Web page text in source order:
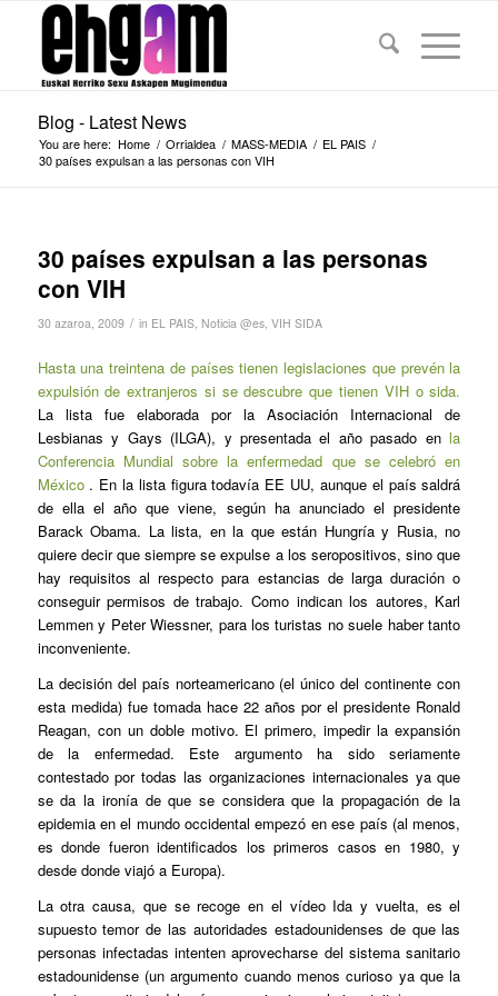
Blog - Latest News
You are here: Home / Orrialdea / MASS-MEDIA / EL PAIS /
30 países expulsan a las personas con VIH
30 países expulsan a las personas
con VIH
30 azaroa, 2009 / in EL PAIS, Noticia @es, VIH SIDA
Hasta una treintena de países tienen legislaciones que prevén la
expulsión de extranjeros si se descubre que tienen VIH o sida.
La lista fue elaborada por la Asociación Internacional de
Lesbianas y Gays (ILGA), y presentada el año pasado enla
Conferencia Mundial sobre la enfermedad que se celebró en
México. En la lista figura todavía EE UU, aunque el país saldrá
de ella el año que viene, según ha anunciado el presidente
Barack Obama. La lista, en la que están Hungría y Rusia, no
quiere decir que siempre se expulse a los seropositivos, sino que
hay requisitos al respecto para estancias de larga duración o
conseguir permisos de trabajo. Como indican los autores, Karl
Lemmen y Peter Wiessner, para los turistas no suele haber tanto
inconveniente.
La decisión del país norteamericano (el único del continente con
esta medida) fue tomada hace 22 años por el presidente Ronald
Reagan, con un doble motivo. El primero, impedir la expansión
de la enfermedad. Este argumento ha sido seriamente
contestado por todas las organizaciones internacionales ya que
se da la ironía de que se considera que la propagación de la
epidemia en el mundo occidental empezó en ese país (al menos,
es donde fueron identificados los primeros casos en 1980, y
desde donde viajó a Europa).
La otra causa, que se recoge en el vídeo Ida y vuelta, es el
supuesto temor de las autoridades estadounidenses de que las
personas infectadas intenten aprovecharse del sistema sanitario
estadounidense (un argumento cuando menos curioso ya que la